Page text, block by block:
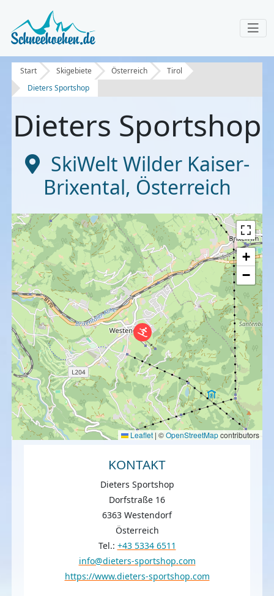
Start Skigebiete Österreich
Tirol
Dieters Sportshop
Dieters Sportshop
SkiWelt Wilder Kaiser-
Brixental, Österreich
+
−
Leaflet | ©OpenStreetMapcontributors
KONTAKT
Dieters Sportshop
Dorfstraße 16
6363 Westendorf
Österreich
Tel.: +43 5334 6511
info@dieters-sportshop.com
https://www.dieters-sportshop.com